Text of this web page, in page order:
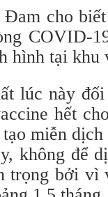
cho
COVID-
hình tại
lúc này
hết
miễn
không để
trọng bởi vì